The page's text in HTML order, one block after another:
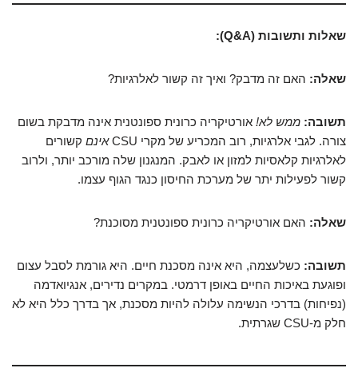
שאלות ותשובות (Q&A):
שאלה: האם זה מדבק? ואיך זה קשור לאלרגיות?
תשובה: ממש לא! אורטיקריה כרונית ספונטנית אינה מדבקת בשום
צורה. לגבי אלרגיות, רוב המכריע של מקרי CSU
אינם קשורים
לאלרגיות קלאסיות למזון או לאבק. המנגנון שלה מורכב יותר, ולרוב
קשור לפעילות יתר של מערכת החיסון כנגד הגוף עצמו.
שאלה: האם אורטיקריה כרונית ספונטנית מסוכנת?
תשובה: כשלעצמה, היא אינה מסכנת חיים. היא גורמת לסבל עצום
ופוגעת באיכות החיים באופן דרמטי. במקרים נדירים, אנגיואדמה
(נפיחות) בדרכי הנשימה עלולה להיות מסכנת, אך בדרך כלל היא לא
חלק מ-CSU שגרתית.